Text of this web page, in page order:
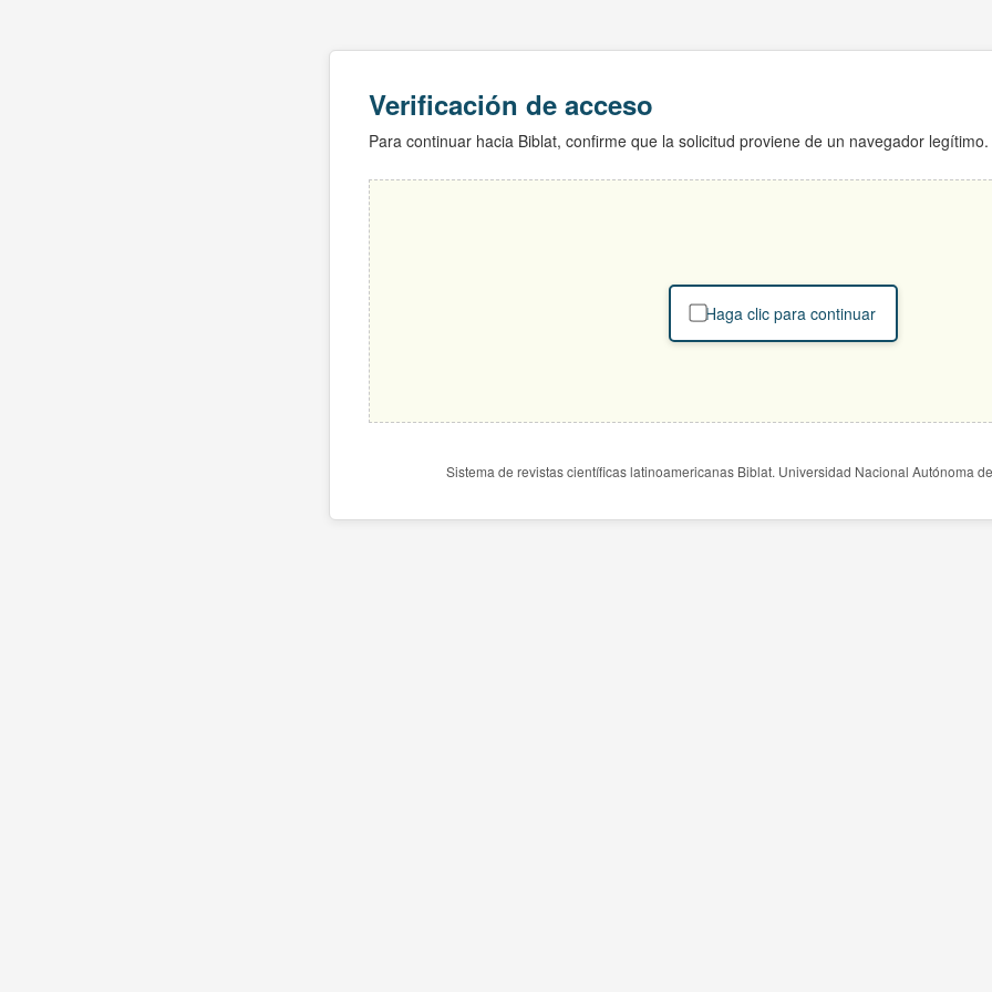
Verificación de acceso
Para continuar hacia Biblat, confirme que la solicitud proviene de un navegador legítimo.
Haga clic para continuar
Sistema de revistas científicas latinoamericanas Biblat. Universidad Nacional Autónoma